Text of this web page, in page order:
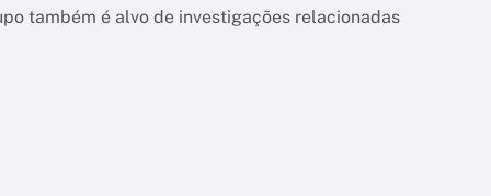
também é alvo de investigações relacionadas